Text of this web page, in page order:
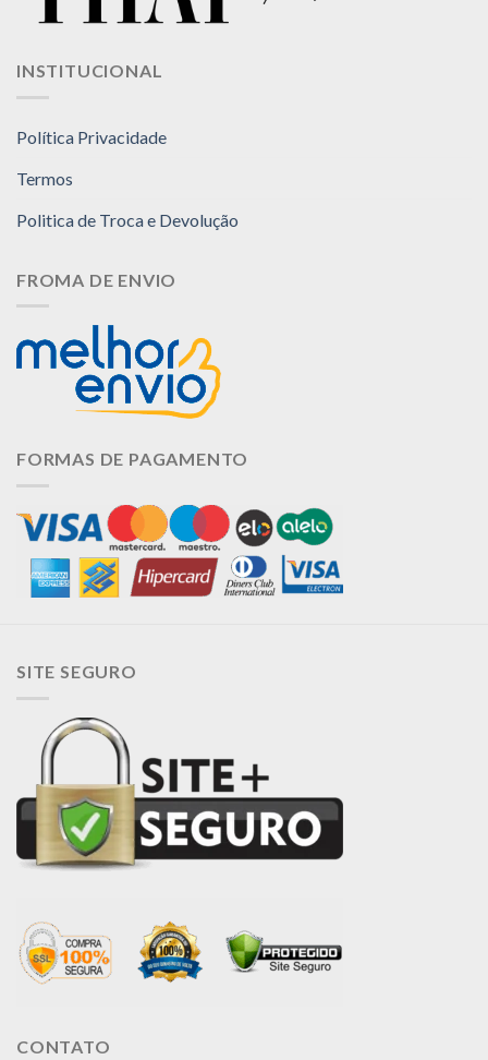
INSTITUCIONAL
Política Privacidade
Termos
Politica de Troca e Devolução
FROMA DE ENVIO
FORMAS DE PAGAMENTO
SITE SEGURO
CONTATO